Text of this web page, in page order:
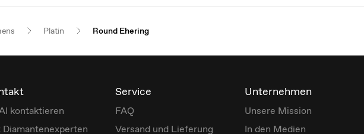
Platin Round Ehering
kontaktieren
Service
FAQ
Versand und Lieferung
Unternehmen
Unsere Mission
In den Medien